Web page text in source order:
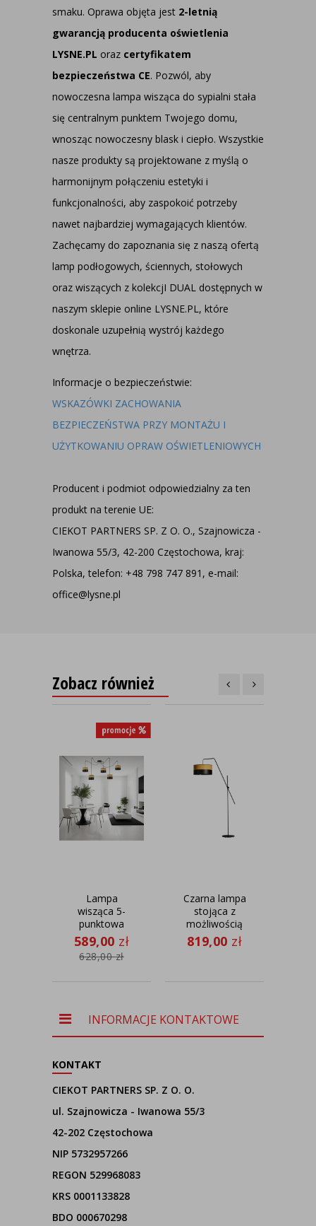
smaku. Oprawa objęta jest 2-letnią
gwarancją producenta oświetlenia
LYSNE.PL oraz certyfikatem
bezpieczeństwa CE. Pozwól, aby
nowoczesna lampa wisząca do sypialni stała
się centralnym punktem Twojego domu,
wnosząc nowoczesny blask i ciepło. Wszystkie
nasze produkty są projektowane z myślą o
harmonijnym połączeniu estetyki i
funkcjonalności, aby zaspokoić potrzeby
nawet najbardziej wymagających klientów.
Zachęcamy do zapoznania się z naszą ofertą
lamp podłogowych, ściennych, stołowych
oraz wiszących z kolekcjI DUAL dostępnych w
naszym sklepie online LYSNE.PL, które
doskonale uzupełnią wystrój każdego
wnętrza.
Informacje o bezpieczeństwie:
WSKAZÓWKI ZACHOWANIA
BEZPIECZEŃSTWA PRZY MONTAŻU I
UŻYTKOWANIU OPRAW OŚWIETLENIOWYCH
Producent i podmiot odpowiedzialny za ten
produkt na terenie UE:
CIEKOT PARTNERS SP. Z O. O., Szajnowicza -
Iwanowa 55/3, 42-200 Częstochowa, kraj:
Polska, telefon: +48 798 747 891, e-mail:
office@lysne.pl
Zobacz również
Lampa
wisząca 5-
punktowa
czarna
WAIKIKI W5
DUAL
589,00 zł
628,00zł
Czarna lampa
stojąca z
możliwością
regulacji
BILBAO
819,00 zł
INFORMACJE KONTAKTOWE
KONTAKT
CIEKOT PARTNERS SP. Z O. O.
ul. Szajnowicza - Iwanowa 55/3
42-202 Częstochowa
NIP 5732957266
REGON 529968083
KRS 0001133828
BDO 000670298